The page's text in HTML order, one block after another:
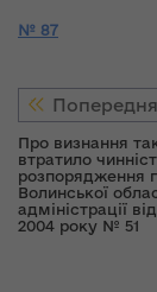
№ 87
Попередня
Про визнання
втратило
розпорядження
Волинської
адміністрації
2004 року № 51